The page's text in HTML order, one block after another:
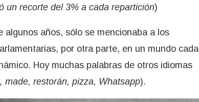
un recorte del 3% a cada repartición)
algunos años, sólo se mencionaba a los
por otra parte, en un mundo cada
Hoy muchas palabras de otros idiomas
made, restorán, pizza, Whatsapp).